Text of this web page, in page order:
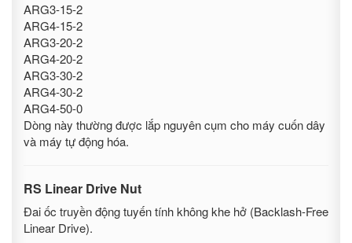
ARG3-15-2
ARG4-15-2
ARG3-20-2
ARG4-20-2
ARG3-30-2
ARG4-30-2
ARG4-50-0
Dòng này thường được lắp nguyên cụm cho máy cuốn dây
và máy tự động hóa.
RS Linear Drive Nut
Đai ốc truyền động tuyến tính không khe hở (Backlash-Free
Linear Drive).